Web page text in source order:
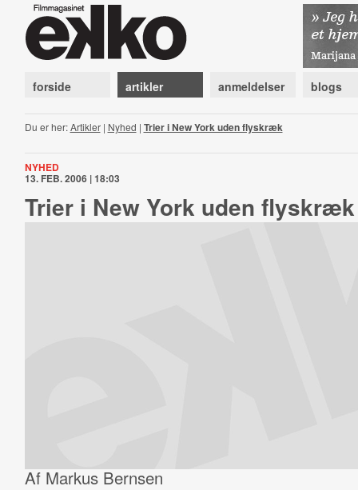
forside artikler anmeldelser blogs
Du er her:Artikler| Nyhed | Trier i New York uden flyskræk
NYHED
13. FEB. 2006 | 18:03
Trier i New York uden flyskræk
Af Markus Bernsen